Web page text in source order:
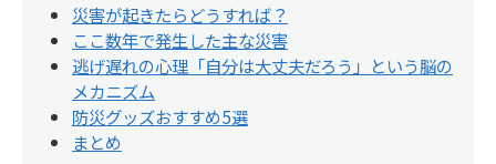
災害が起きたらどうすれば？
ここ数年で発生した主な災害
逃げ遅れの心理「自分は大丈夫だろう」という脳の
メカニズム
防災グッズおすすめ5選
まとめ